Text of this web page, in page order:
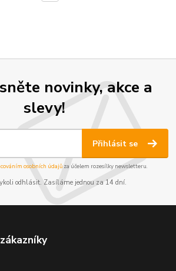
novinky, akce a
slevy!
Přihlásit se
osobních údajůza účelem rozesílky newsletteru.
odhlásit. Zasíláme jednou za 14 dní.